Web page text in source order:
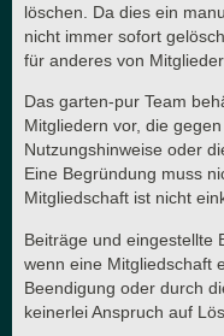
löschen. Da dies ein
nicht immer sofort
für anderes von
Das garten-pur Team
Mitgliedern vor, die
Nutzungshinweise oder
Eine Begründung muss
Mitgliedschaft ist nicht
Beiträge und eingestellte
wenn eine Mitgliedschaft
Beendigung oder durch
keinerlei Anspruch auf